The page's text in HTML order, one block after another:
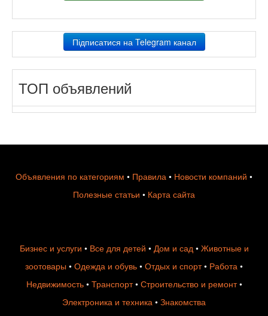
Підписатися на Telegram канал
ТОП объявлений
Объявления по категориям • Правила • Новости компаний •
Полезные статьи • Карта сайта
Бизнес и услуги • Все для детей • Дом и сад• Животные и
зоотовары • Одежда и обувь • Отдых и спорт• Работа •
Недвижимость• Транспорт• Строительство и ремонт•
Электроника и техника • Знакомства